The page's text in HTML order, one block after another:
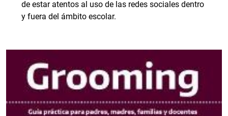
de estar atentos al uso de las redes sociales dentro
y fuera del ámbito escolar.